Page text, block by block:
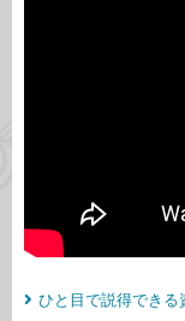
ひと目で説得できる